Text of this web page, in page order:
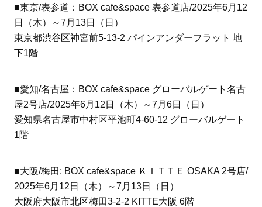
■東京/表参道：BOX cafe&space 表参道店/2025年6月12
日（木）～7月13日（日）
東京都渋谷区神宮前5‐13‐2 パインアンダーフラット 地
下1階
■愛知/名古屋：BOX cafe&space グローバルゲート名古
屋2号店/2025年6月12日（木）～7月6日（日）
愛知県名古屋市中村区平池町4-60-12 グローバルゲート
1階
■大阪/梅田: BOX cafe&space ＫＩＴＴＥ OSAKA 2号店/
2025年6月12日（木）～7月13日（日）
大阪府大阪市北区梅田3-2-2 KITTE大阪 6階